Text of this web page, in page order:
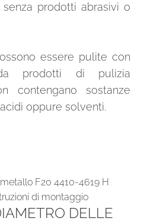
prodotti abrasivi o
essere pulite con
prodotti di pulizia
contengano sostanze
oppure solventi.
F20 4410-4619 H
di montaggio
DELLE